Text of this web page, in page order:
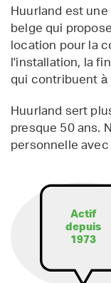
Huurland est
belge qui
location pour la
l'installation, la
qui contribuent à
Huurland sert
presque 50 ans.
personnelle
Actif
depuis
1973